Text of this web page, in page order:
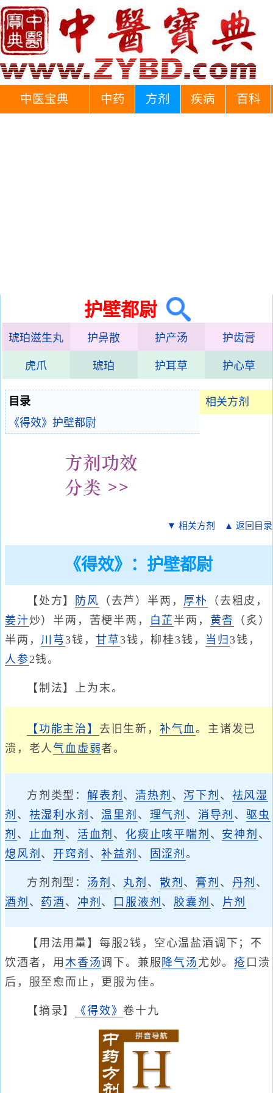
中医宝典 中药 方剂 疾病 百科
护壁都尉
琥珀滋生丸 护鼻散 护产汤 护齿膏
虎爪 琥珀 护耳草 护心草
相关方剂
目录
《得效》护壁都尉
▼ 相关方剂 ▲ 返回目录
《得效》：护壁都尉
【处方】 防风 （去芦）半两， 厚朴
（去粗皮，
姜汁炒）半两，苦梗半两， 白芷 半两， 黄耆
（炙）
半两， 川芎 3钱，甘草 3钱，柳桂3钱， 当归 3钱，
人参2钱。
【制法】上为末。
【功能主治】 去旧生新， 补气血。主诸发已
溃，老人气血虚弱者。
方剂类型： 解表剂 、清热剂 、 泻下剂 、 祛风湿
剂 、 祛湿利水剂 、温里剂 、 理气剂 、 消导剂 、驱虫
剂 、 止血剂 、 活血剂 、 化痰止咳平喘剂 、 安神剂 、
熄风剂 、 开窍剂 、补益剂 、 固涩剂。
方剂剂型： 汤剂 、 丸剂 、 散剂 、 膏剂 、 丹剂 、
酒剂 、 药酒 、 冲剂 、 口服液剂 、 胶囊剂 、 片剂
【用法用量】每服2钱，空心温盐酒调下；不
饮酒者，用 木香汤调下。兼服 降气汤 尤妙。疮 口溃
后，服至愈而止，更服为佳。
【摘录】 《得效》卷十九